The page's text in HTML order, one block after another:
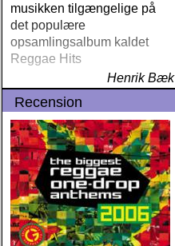
musikken tilgængelige på
det populære
opsamlingsalbum kaldet
Reggae Hits
Henrik Bæk
Recension